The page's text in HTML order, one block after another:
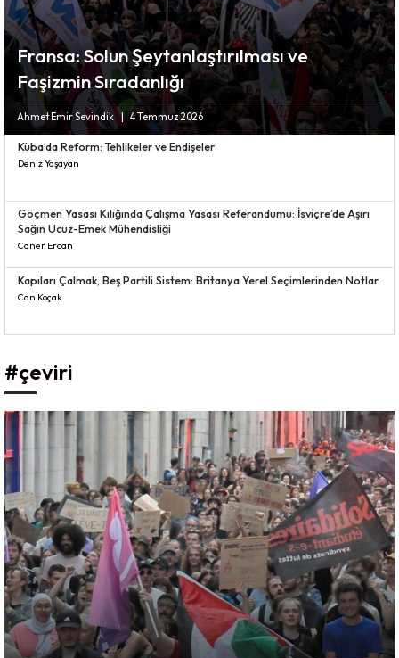
Fransa: Solun Şeytanlaştırılması ve
Faşizmin Sıradanlığı
Ahmet Emir Sevindik 4 Temmuz 2026
Küba’da Reform: Tehlikeler ve Endişeler
Deniz Yaşayan
Göçmen Yasası Kılığında Çalışma Yasası Referandumu: İsviçre’de Aşırı
Sağın Ucuz-Emek Mühendisliği
Caner Ercan
Kapıları Çalmak, Beş Partili Sistem: Britanya Yerel Seçimlerinden Notlar
Can Koçak
#çeviri